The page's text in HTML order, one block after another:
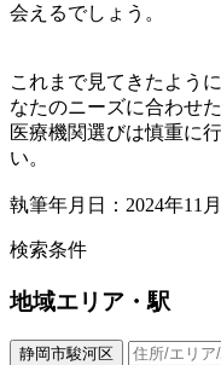
会えるでしょう。
これまで見てきたよう
なたのニーズに合わせ
医療機関選びは慎重に
い。
執筆年月日：2024年11
検索条件
地域エリア・駅
静岡市駿河区